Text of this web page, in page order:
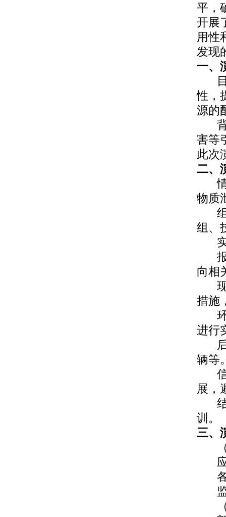
平，
开展
用性
发现
一、
性，
源的
害等
此次
二、
物质
组、
向相
措施
进行
辆等
展，
训。
三、